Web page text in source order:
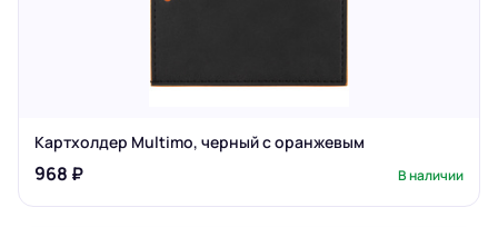
Картхолдер Multimo, черный с оранжевым
968 ₽ В наличии